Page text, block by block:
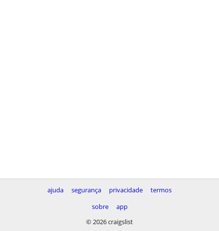
ajuda segurança privacidade
termos
sobre
app
© 2026 craigslist